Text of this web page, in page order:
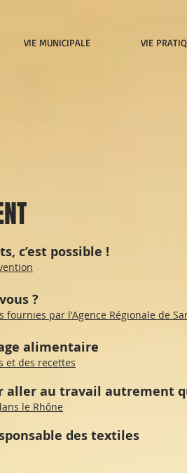
VIE MUNICIPALE VIE
c’est possible !
?
fournies par l'Agence Régionale de
alimentaire
et des recettes
aller au travail autrement
le Rhône
des textiles